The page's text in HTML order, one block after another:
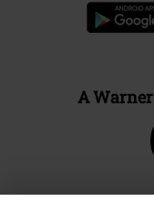
A